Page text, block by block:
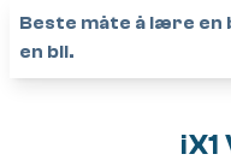
Beste måte å lære en
en bil.